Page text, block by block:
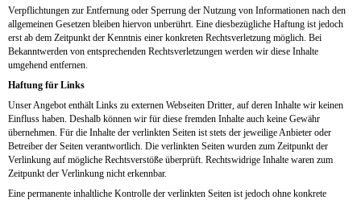
Verpflichtungen zur Entfernung oder Sperrung der Nutzung von Informationen nach den
allgemeinen Gesetzen bleiben hiervon unberührt. Eine diesbezügliche Haftung ist jedoch
erst ab dem Zeitpunkt der Kenntnis einer konkreten Rechtsverletzung möglich. Bei
Bekanntwerden von entsprechenden Rechtsverletzungen werden wir diese Inhalte
umgehend entfernen.
Haftung für Links
Unser Angebot enthält Links zu externen Webseiten Dritter, auf deren Inhalte wir keinen
Einfluss haben. Deshalb können wir für diese fremden Inhalte auch keine Gewähr
übernehmen. Für die Inhalte der verlinkten Seiten ist stets der jeweilige Anbieter oder
Betreiber der Seiten verantwortlich. Die verlinkten Seiten wurden zum Zeitpunkt der
Verlinkung auf mögliche Rechtsverstöße überprüft. Rechtswidrige Inhalte waren zum
Zeitpunkt der Verlinkung nicht erkennbar.
Eine permanente inhaltliche Kontrolle der verlinkten Seiten ist jedoch ohne konkrete